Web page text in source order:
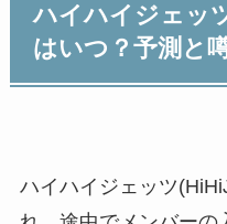
ハイハイジェッ
はいつ？予測と
ハイハイジェッツ